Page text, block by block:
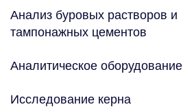
Анализ буровых растворов и
тампонажных цементов
Аналитическое оборудование
Исследование керна